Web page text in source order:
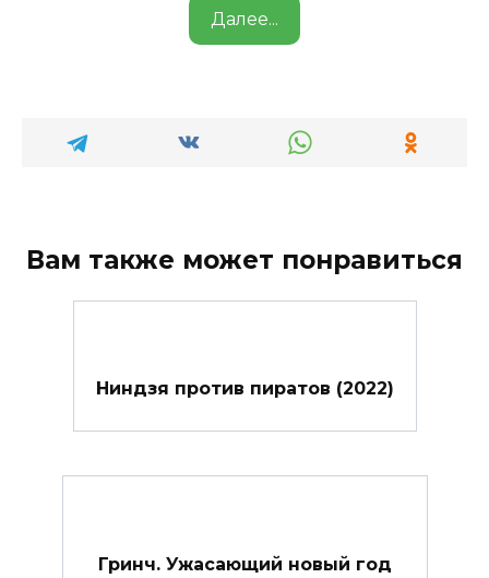
Далее...
Вам также может понравиться
Ниндзя против пиратов (2022)
Гринч. Ужасающий новый год